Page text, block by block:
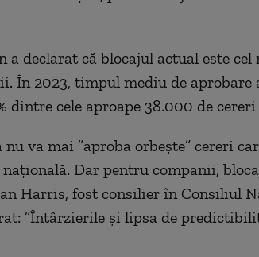
a declarat că blocajul actual este
În 2023, timpul mediu de aprobare
dintre cele aproape 38.000 de
nu va mai ”aproba orbeşte” cereri
Dar pentru companii,
Harris, fost consilier în Consiliul
”Întârzierile şi lipsa de